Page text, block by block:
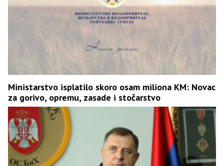
Ministarstvo isplatilo skoro osam miliona KM: Novac
za gorivo, opremu, zasade i stočarstvo